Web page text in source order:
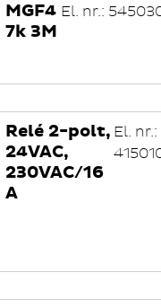
MGF4
7k 3M
El. nr.:
Relé 2-polt,
24VAC,
230VAC/16
A
El. nr.: